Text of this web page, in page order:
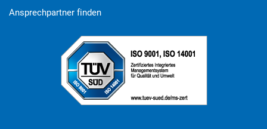
Ansprechpartner finden